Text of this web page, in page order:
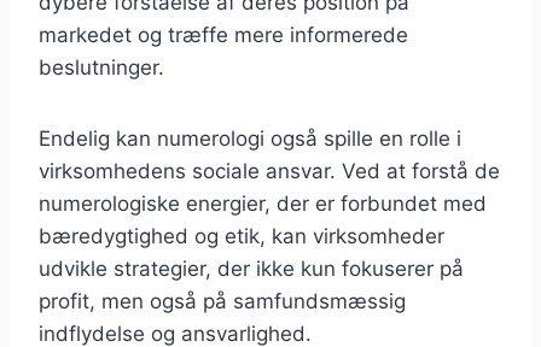
markedet og træffe mere informerede
beslutninger.
Endelig kan numerologi også spille en rolle i
virksomhedens sociale ansvar. Ved at forstå de
numerologiske energier, der er forbundet med
bæredygtighed og etik, kan virksomheder
udvikle strategier, der ikke kun fokuserer på
profit, men også på samfundsmæssig
indflydelse og ansvarlighed.